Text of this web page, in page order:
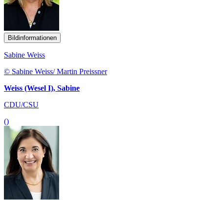
Bildinformationen
Sabine Weiss
© Sabine Weiss/ Martin Preissner
Weiss (Wesel I), Sabine
CDU/CSU
()